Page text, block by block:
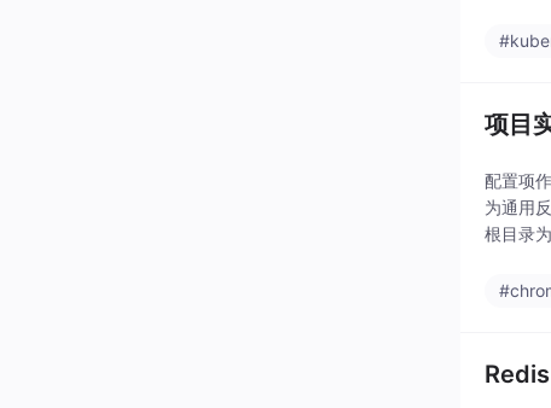
项目
配置项
为通用
根目录
Redis